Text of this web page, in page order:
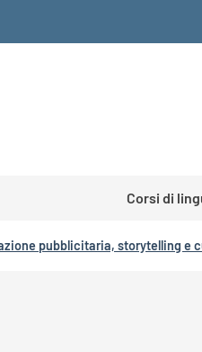
Corsi di
pubblicitaria, storytelling e